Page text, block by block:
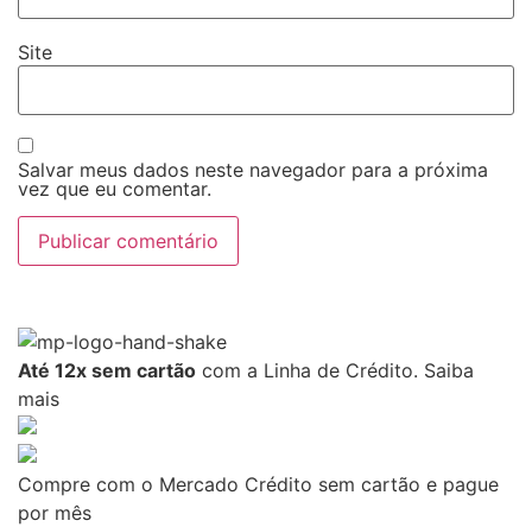
Site
Salvar meus dados neste navegador para a próxima
vez que eu comentar.
Até 12x sem cartão com a Linha de Crédito. Saiba
mais
Compre com o Mercado Crédito sem cartão e pague
por mês